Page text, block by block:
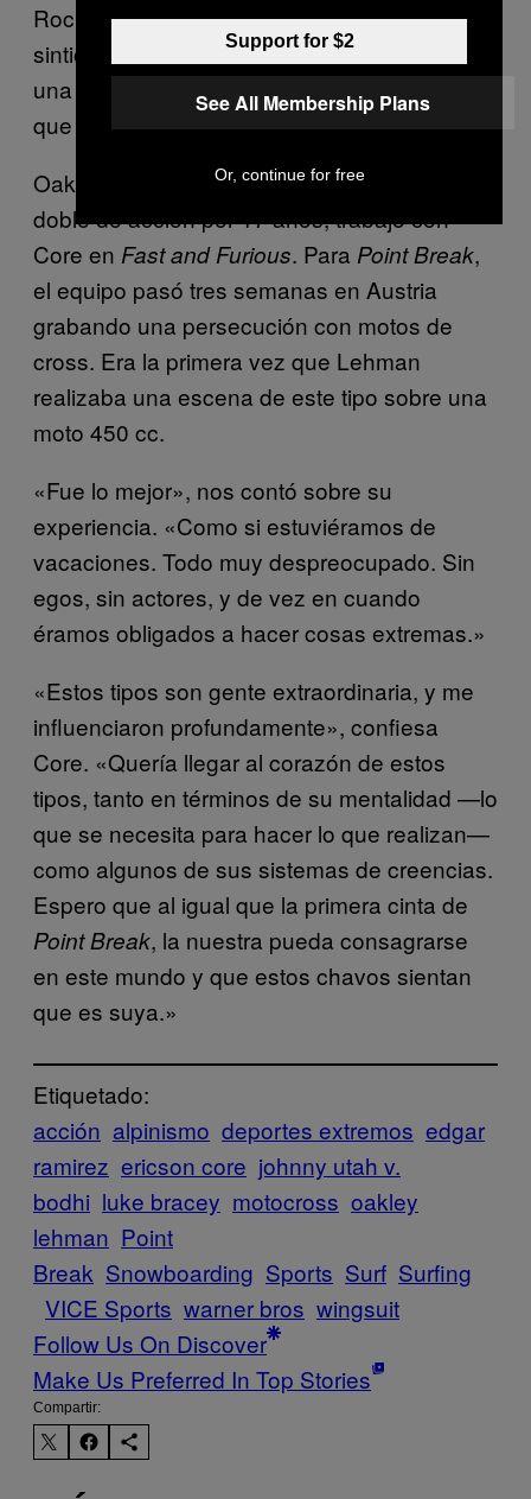
Rockies de Colorado cuando era más joven,
sintió la grabación como una expedición y
una oportunidad de trabajar con atletas a los
que admira.
Oakley Lehman, un ex piloto de motocross y
doble de acción por 17 años, trabajó con
Core en Fast and Furious. Para Point Break,
el equipo pasó tres semanas en Austria
grabando una persecución con motos de
cross. Era la primera vez que Lehman
realizaba una escena de este tipo sobre una
moto 450 cc.
«Fue lo mejor», nos contó sobre su
experiencia. «Como si estuviéramos de
vacaciones. Todo muy despreocupado. Sin
egos, sin actores, y de vez en cuando
éramos obligados a hacer cosas extremas.»
«Estos tipos son gente extraordinaria, y me
influenciaron profundamente», confiesa
Core. «Quería llegar al corazón de estos
tipos, tanto en términos de su mentalidad —lo
que se necesita para hacer lo que realizan—
como algunos de sus sistemas de creencias.
Espero que al igual que la primera cinta de
Point Break, la nuestra pueda consagrarse
en este mundo y que estos chavos sientan
que es suya.»
Etiquetado:
acción alpinismo deportes extremos edgar
ramirez ericson core johnny utah v.
bodhi luke bracey motocross oakley
lehman Point
Break Snowboarding Sports Surf Surfing
VICE Sports warner bros wingsuit
Follow Us On Discover
Make Us Preferred In Top Stories
Compartir:
Support for $2
See All Membership Plans
Or, continue for free